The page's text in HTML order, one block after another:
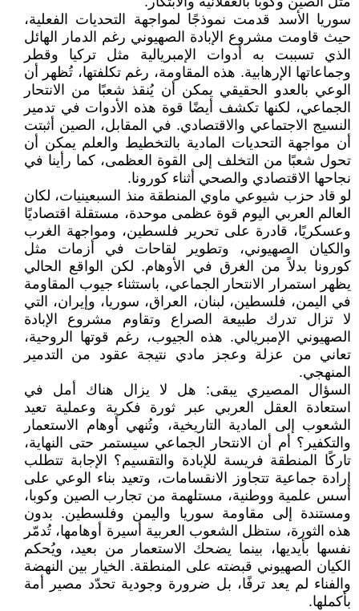
سوريا الأسد قدمت نموذجًا لمواجهة التحديات الفعلية،
حيث قاومت مشروع الإبادة الصهيوني رغم الدمار الهائل
الذي تسببت به أدوات الإمبريالية مثل تركيا وقطر
وجماعاتها الإرهابية. هذه المقاومة، رغم تكلفتها، تُظهر أن
الوعي بالعدو الحقيقي يمكن أن يُنقذ شعبًا من الانتحار
الجماعي، لكنها تكشف أيضًا قوة هذه الأدوات في تدمير
النسيج الاجتماعي والاقتصادي. في المقابل، الصين أثبتت
أن مواجهة التحديات المادية بالتخطيط والعلم يمكن أن
تحول شعبًا من التخلف إلى القوة العظمى، كما رأينا في
نجاحها الاقتصادي والصحي أثناء كورونا.
لو قاد حزب شيوعي ماوي المنطقة منذ السبعينيات، لكان
العالم العربي اليوم قوة عظمى موحدة، مستقلة اقتصاديًا
وعسكريًا، قادرة على تحرير فلسطين، ومواجهة الغرب
والكيان الصهيوني، وتطوير لقاحات في أزمات مثل
كورونا بدلاً من الغرق في الأوهام. لكن الواقع الحالي
يظهر استمرار الانتحار الجماعي، باستثناء جيوب المقاومة
في اليمن، فلسطين، لبنان، العراق، سوريا، وإيران، التي
لا تزال تدرك طبيعة الصراع وتقاوم مشروع الإبادة
الصهيوني الإمبريالي. هذه الجيوب، رغم قوتها الروحية،
تعاني من عزلة وعجز مادي نتيجة عقود من التدمير
المنهجي.
السؤال المصيري يبقى: هل لا يزال هناك أمل في
استعادة العقل العربي عبر ثورة فكرية وعملية تعيد
الشعوب إلى المادية التاريخية، وتُنهي أوهام الاستعمار
والتكفير؟ أم أن الانتحار الجماعي سيستمر حتى النهاية،
تاركًا المنطقة فريسة للإبادة والتقسيم؟ الإجابة تتطلب
إرادة جماعية تتجاوز الانقسامات، وتعيد بناء الوعي على
أسس علمية ووطنية، مستلهمة من تجارب الصين وكوبا،
ومستندة إلى مقاومة سوريا واليمن وفلسطين. بدون
هذه الثورة، ستظل الشعوب العربية أسيرة أوهامها، تُدمّر
نفسها بأيديها، بينما يضحك الاستعمار من بعيد، ويُحكم
الكيان الصهيوني قبضته على المنطقة. الخيار بين النهضة
والفناء لم يعد ترفًا، بل ضرورة وجودية تحدّد مصير أمة
بأكملها.